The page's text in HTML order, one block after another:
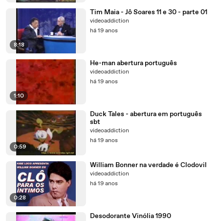
8:18
Tim Maia - Jô Soares 11 e 30 - parte 01
videoaddiction
há 19 anos
1:10
He-man abertura português
videoaddiction
há 19 anos
0:59
Duck Tales - abertura em português
sbt
videoaddiction
há 19 anos
0:28
William Bonner na verdade é Clodovil
videoaddiction
há 19 anos
Desodorante Vinólia 1990